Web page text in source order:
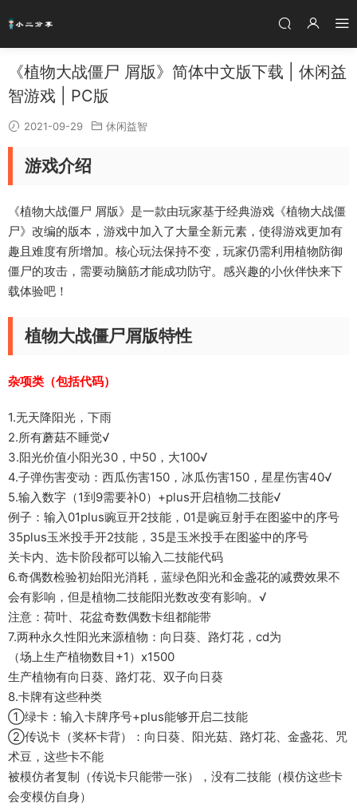
《植物大战僵尸 屑版》简体中文版下载 | 休闲益
智游戏 | PC版
2021-09-29 休闲益智
游戏介绍
《植物大战僵尸 屑版》是一款由玩家基于经典游戏《植物大战僵
尸》改编的版本，游戏中加入了大量全新元素，使得游戏更加有
趣且难度有所增加。核心玩法保持不变，玩家仍需利用植物防御
僵尸的攻击，需要动脑筋才能成功防守。感兴趣的小伙伴快来下
载体验吧！
植物大战僵尸屑版特性
杂项类（包括代码）
1.无天降阳光，下雨
2.所有蘑菇不睡觉√
3.阳光价值小阳光30，中50，大100√
4.子弹伤害变动：西瓜伤害150，冰瓜伤害150，星星伤害40√
5.输入数字（1到9需要补0）+plus开启植物二技能√
例子：输入01plus豌豆开2技能，01是豌豆射手在图鉴中的序号
35plus玉米投手开2技能，35是玉米投手在图鉴中的序号
关卡内、选卡阶段都可以输入二技能代码
6.奇偶数检验初始阳光消耗，蓝绿色阳光和金盏花的减费效果不
会有影响，但是植物二技能阳光数改变有影响。√
注意：荷叶、花盆奇数偶数卡组都能带
7.两种永久性阳光来源植物：向日葵、路灯花，cd为
（场上生产植物数目+1）x1500
生产植物有向日葵、路灯花、双子向日葵
8.卡牌有这些种类
①绿卡：输入卡牌序号+plus能够开启二技能
②传说卡（奖杯卡背）：向日葵、阳光菇、路灯花、金盏花、咒
术豆，这些卡不能
被模仿者复制（传说卡只能带一张），没有二技能（模仿这些卡
会变模仿自身）